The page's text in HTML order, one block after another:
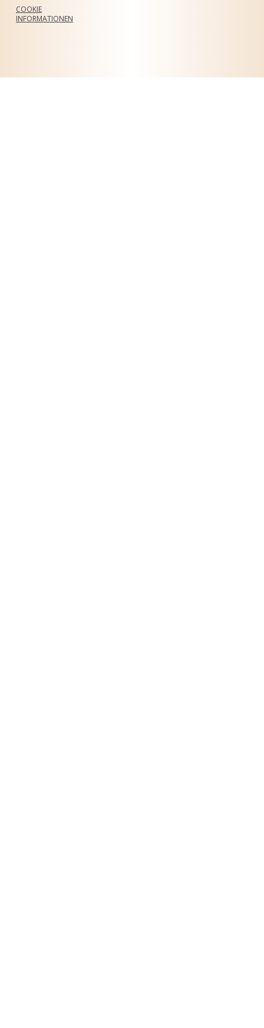
COOKIE
INFORMATIONEN